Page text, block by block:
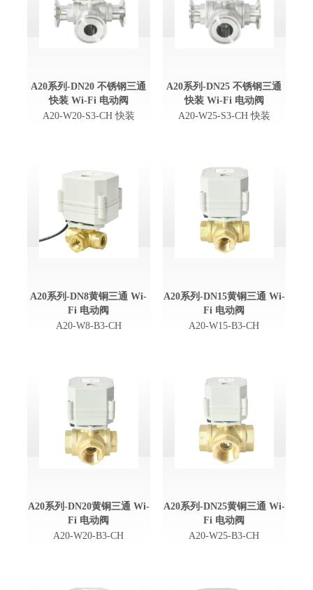
A20系列-DN20 不锈钢三通
快装 Wi-Fi 电动阀
A20-W20-S3-CH 快装
A20系列-DN25 不锈钢三通
快装 Wi-Fi 电动阀
A20-W25-S3-CH 快装
A20系列-DN8黄铜三通 Wi-
Fi 电动阀
A20-W8-B3-CH
A20系列-DN15黄铜三通 Wi-
Fi 电动阀
A20-W15-B3-CH
A20系列-DN20黄铜三通 Wi-
Fi 电动阀
A20-W20-B3-CH
A20系列-DN25黄铜三通 Wi-
Fi 电动阀
A20-W25-B3-CH